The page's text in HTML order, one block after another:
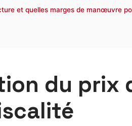
et quelles marges de manœuvre
du prix